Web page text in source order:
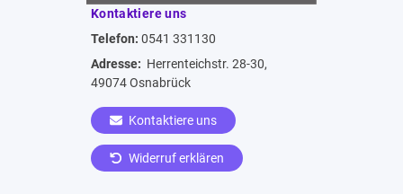
Kontaktiere uns
Telefon: 0541 331130
Adresse: Herrenteichstr. 28-30,
49074 Osnabrück
Kontaktiere uns
Widerruf erklären